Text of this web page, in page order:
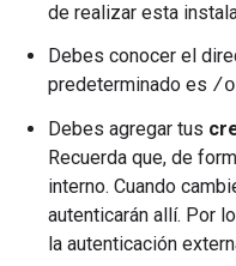
de realizar esta
Debes conocer el
predeterminado es /
Debes agregar tus
Recuerda que, de
interno. Cuando
autenticarán allí. Por
la autenticación